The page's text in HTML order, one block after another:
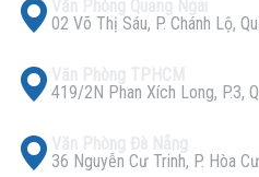
02 Võ Thị Sáu, P. Chánh Lộ,
419/2N Phan Xích Long, P.3,
36 Nguyễn Cư Trinh, P. Hòa